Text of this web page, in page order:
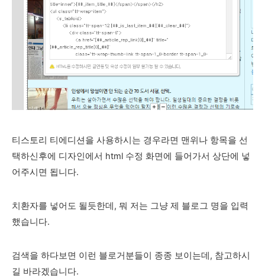
티스토리 티에디션을 사용하시는 경우라면 맨위나 항목을 선
택하신후에 디자인에서 html 수정 화면에 들어가서 상단에 넣
어주시면 됩니다.
치환자를 넣어도 될듯한데, 뭐 저는 그냥 제 블로그 명을 입력
했습니다.
검색을 하다보면 이런 블로거분들이 종종 보이는데, 참고하시
길 바라겠습니다.